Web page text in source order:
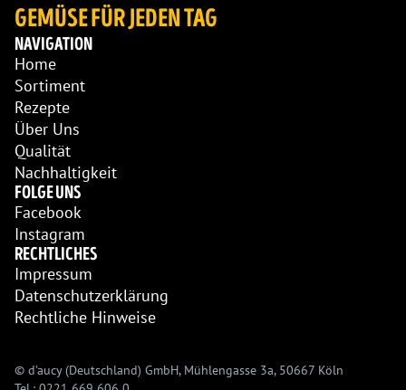
GEMÜSE FÜR JEDEN TAG
NAVIGATION
Home
Sortiment
Rezepte
Über Uns
Qualität
Nachhaltigkeit
FOLGE UNS
Facebook
Instagram
RECHTLICHES
Impressum
Datenschutzerklärung
Rechtliche Hinweise
© d’aucy (Deutschland) GmbH, Mühlengasse 3a, 50667 Köln